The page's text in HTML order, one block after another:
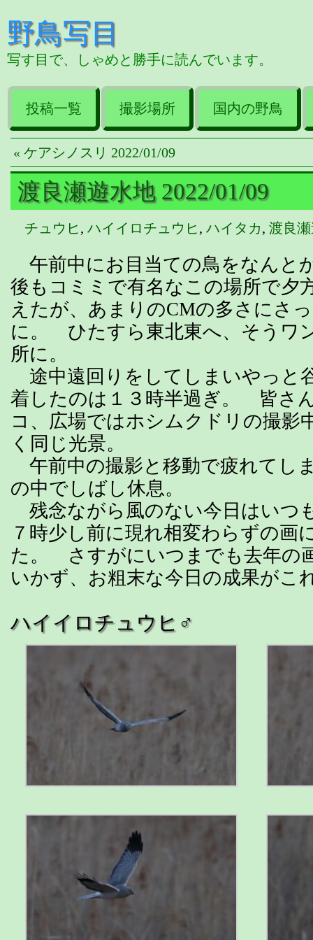
野鳥写目
写す目で、しゃめと勝手に読んでいます。
投稿一覧 撮影場所 国内の野鳥
« ケアシノスリ 2022/01/09
渡良瀬遊水地 2022/01/09
チュウヒ , ハイイロチュウヒ , ハイタカ, 渡良
午前中にお目当ての鳥をなんと
後もコミミで有名なこの場所で夕
えたが、あまりのCMの多さにさ
に。 ひたすら東北東へ、そうワ
所に。
途中遠回りをしてしまいやっと
着したのは１３時半過ぎ。 皆さ
コ、広場ではホシムクドリの撮影
く同じ光景。
午前中の撮影と移動で疲れてし
の中でしばし休息。
残念ながら風のない今日はいつ
７時少し前に現れ相変わらずの画
た。 さすがにいつまでも去年の
いかず、お粗末な今日の成果がこ
ハイイロチュウヒ♂